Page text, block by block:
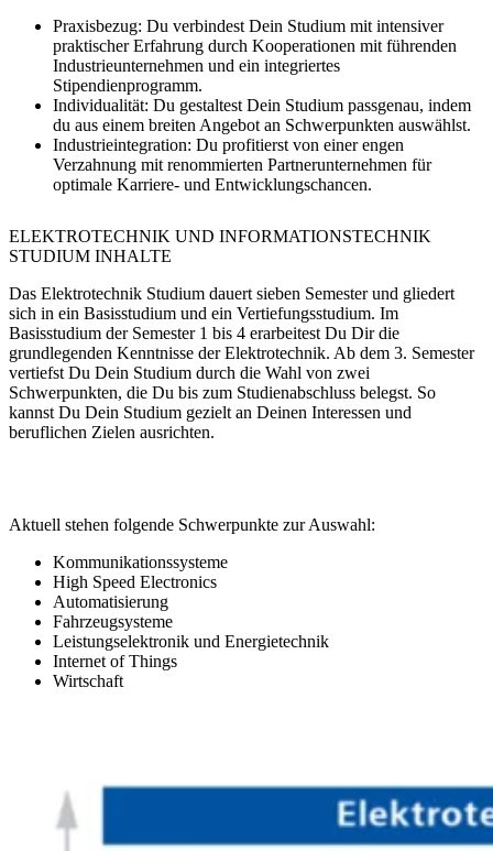
Praxisbezug: Du verbindest Dein Studium mit intensiver
praktischer Erfahrung durch Kooperationen mit führenden
Industrieunternehmen und ein integriertes
Stipendienprogramm.
Individualität: Du gestaltest Dein Studium passgenau, indem
du aus einem breiten Angebot an Schwerpunkten auswählst.
Industrieintegration: Du profitierst von einer engen
Verzahnung mit renommierten Partnerunternehmen für
optimale Karriere- und Entwicklungschancen.
ELEKTROTECHNIK UND INFORMATIONSTECHNIK
STUDIUM INHALTE
Das Elektrotechnik Studium dauert sieben Semester und gliedert
sich in ein Basisstudium und ein Vertiefungsstudium. Im
Basisstudium der Semester 1 bis 4 erarbeitest Du Dir die
grundlegenden Kenntnisse der Elektrotechnik. Ab dem 3. Semester
vertiefst Du Dein Studium durch die Wahl von zwei
Schwerpunkten, die Du bis zum Studienabschluss belegst. So
kannst Du Dein Studium gezielt an Deinen Interessen und
beruflichen Zielen ausrichten.
Aktuell stehen folgende Schwerpunkte zur Auswahl:
Kommunikationssysteme
High Speed Electronics
Automatisierung
Fahrzeugsysteme
Leistungselektronik und Energietechnik
Internet of Things
Wirtschaft